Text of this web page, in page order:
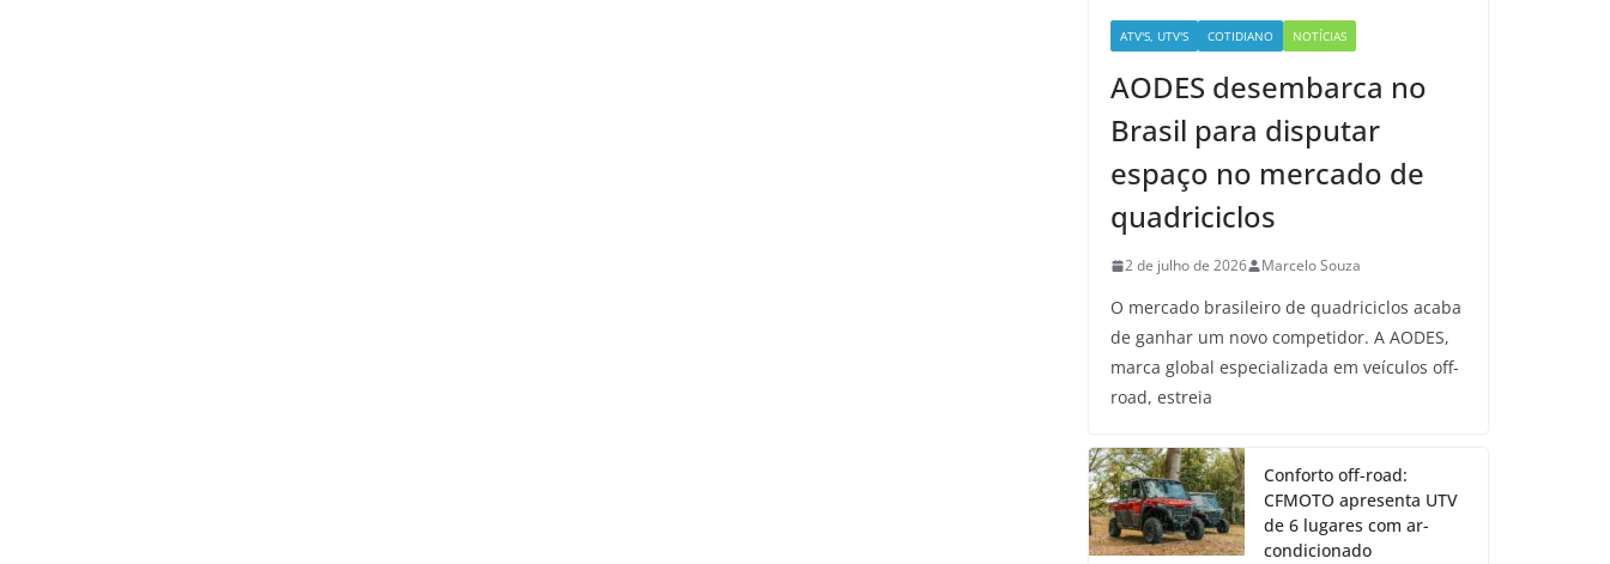
ATV'S, UTV'S COTIDIANO NOTÍCIAS
AODES desembarca no
Brasil para disputar
espaço no mercado de
quadriciclos
2 de julho de 2026 Marcelo Souza
O mercado brasileiro de quadriciclos acaba
de ganhar um novo competidor. A AODES,
marca global especializada em veículos off-
road, estreia
Conforto off-road:
CFMOTO apresenta UTV
de 6 lugares com ar-
condicionado